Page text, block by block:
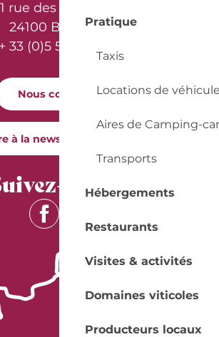
Pratique
Taxis
Locations de
Aires de Camping-car
Transports
Hébergements
Restaurants
Visites & activités
Domaines viticoles
Producteurs locaux
1 rue des Récollets
24100 Bergerac
+ 33 (0)5 53 57 03 11
Nous contacter
à la newsletter Quai Cyrano
nous !